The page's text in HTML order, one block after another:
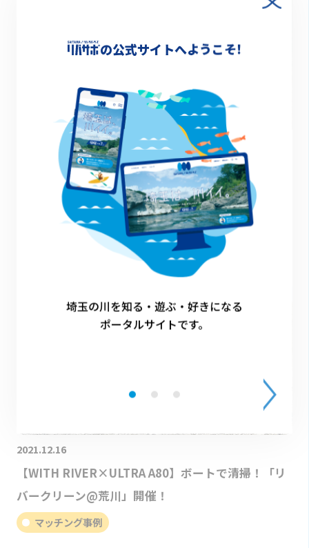
2022.06.03
【ハンノウ大学×マルキユー×日本釣振興会】釣り
体験で川と子どもたちを笑顔に
マッチング事例
2021.12.16
【WITH RIVER×ULTRA A80】ボートで清掃！「リ
バークリーン@荒川」開催！
マッチング事例
の公式サイトへようこそ!
埼玉の川を知る・遊ぶ・好きになる
ポータルサイトです。